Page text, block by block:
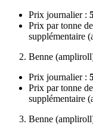
Prix journalier :
Prix par tonne
supplémentaire
Benne
Prix journalier :
Prix par tonne
supplémentaire
Benne